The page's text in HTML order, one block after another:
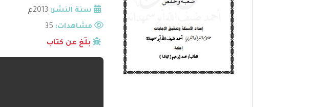
سنة النشر: 2013م
مشاهدات:
بلّغ عن كتاب